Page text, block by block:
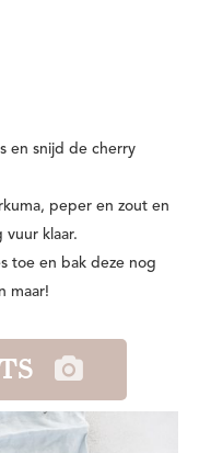
en snijd de cherry
peper en zout en
vuur klaar.
toe en bak deze nog
maar!